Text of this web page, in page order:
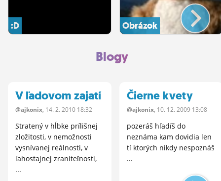
:D Obrázok
Blogy
V ľadovom zajatí
@ajkonix, 14. 2. 2010 18:32
Stratený v hĺbke prílišnej
zložitosti, v nemožnosti
vysnívanej reálnosti, v
ľahostajnej zraniteľnosti,
...
Čierne kvety
@ajkonix, 10. 12. 2009 13:08
pozeráš hľadíš do
neznáma kam dovidia len
tí ktorých nikdy nespoznáš
...